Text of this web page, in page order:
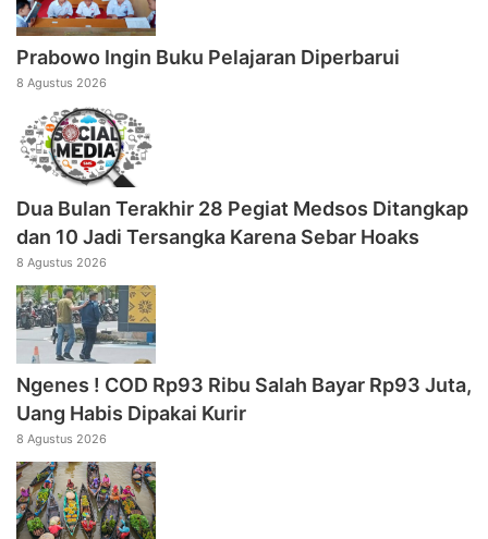
Prabowo Ingin Buku Pelajaran Diperbarui
8 Agustus 2026
Dua Bulan Terakhir 28 Pegiat Medsos Ditangkap
dan 10 Jadi Tersangka Karena Sebar Hoaks
8 Agustus 2026
Ngenes ! COD Rp93 Ribu Salah Bayar Rp93 Juta,
Uang Habis Dipakai Kurir
8 Agustus 2026